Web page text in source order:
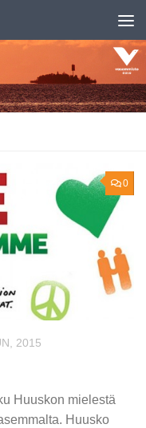
0
2015
Huuskon mielestä
Huusko